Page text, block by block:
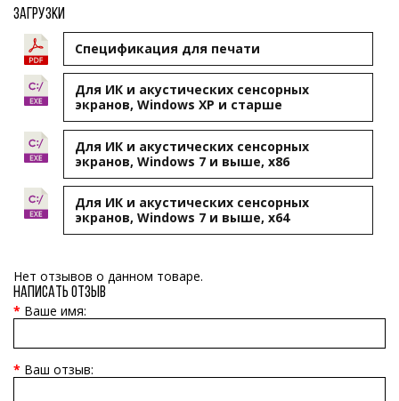
Загрузки
Cпецификация для печати
Для ИК и акустических сенсорных
экранов, Windows XP и старше
Для ИК и акустических сенсорных
экранов, Windows 7 и выше, x86
Для ИК и акустических сенсорных
экранов, Windows 7 и выше, x64
Нет отзывов о данном товаре.
Написать отзыв
Ваше имя:
Ваш отзыв: